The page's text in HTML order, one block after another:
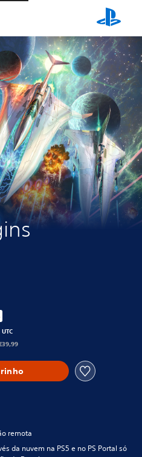
ao preço original de €39,99
remota
da nuvem na PS5 e no PS Portal só